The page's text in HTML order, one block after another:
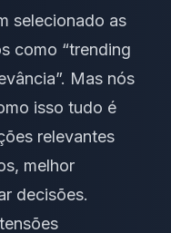
selecionado as
como “trending
Mas nós
isso tudo é
relevantes
melhor
decisões.